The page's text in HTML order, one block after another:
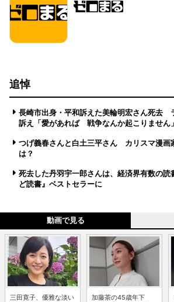
追悼
長崎市出身・平和訴えた美輪明宏さん死去
訴え「愛があれば 戦争なんか起こりません」
つげ義春さんと白土三平さん カリスマ漫画
は？
死去した丹羽宇一郎さんは、経済界有数の
ど読書』ベストセラーに
動画で見る
三田寛子、優雅な淡い
加藤茶の45歳年下